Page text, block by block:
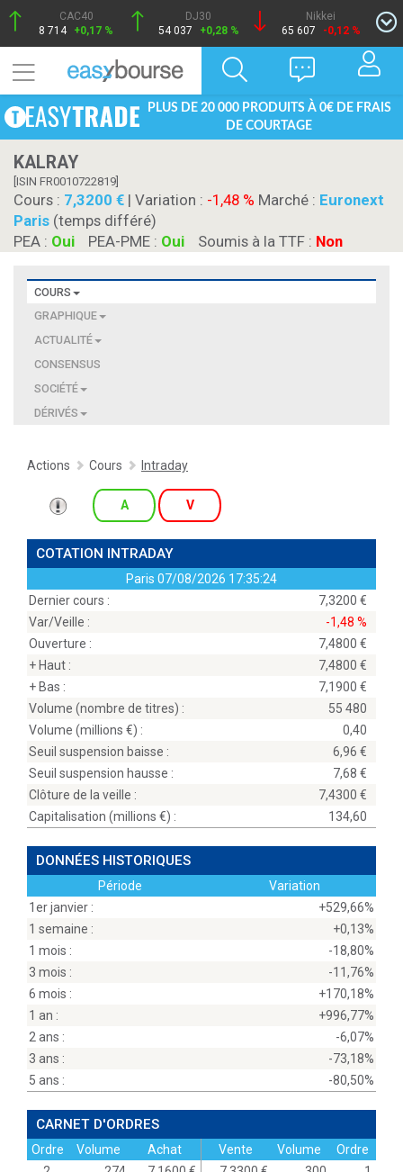
CAC40
8 714 +0,17 %
DJ30
54 037
+0,28 %
Nikkei
65 607
-0,12 %
PLUS DE 20 000 PRODUITS À 0€ DE FRAIS
DE COURTAGE
KALRAY
[ISIN FR0010722819]
Cours : 7,3200 | Variation : -1,48 % Marché : Euronext
Paris (temps différé)
PEA : Oui PEA-PME : Oui Soumis à la TTF : Non
COURS
GRAPHIQUE
ACTUALITÉ
CONSENSUS
SOCIÉTÉ
DÉRIVÉS
Actions Cours Intraday
A V
COTATION INTRADAY
Paris 07/08/2026 17:35:24
Dernier cours :
7,3200
Var/Veille :
-1,48 %
Ouverture :
7,4800
+ Haut :
7,4800
+ Bas :
7,1900
Volume (nombre de titres) :
55 480
Volume (millions
) :
0,40
Seuil suspension baisse :
6,96
Seuil suspension hausse :
7,68
Clôture de la veille :
7,4300
Capitalisation (millions
) : 134,60
DONNÉES HISTORIQUES
Période
Variation
1er janvier :
+529,66%
1 semaine :
+0,13%
1 mois :
-18,80%
3 mois :
-11,76%
6 mois :
+170,18%
1 an :
+996,77%
2 ans :
-6,07%
3 ans :
-73,18%
5 ans :
-80,50%
CARNET D'ORDRES
Ordre Volume
Achat
Vente Volume
Ordre